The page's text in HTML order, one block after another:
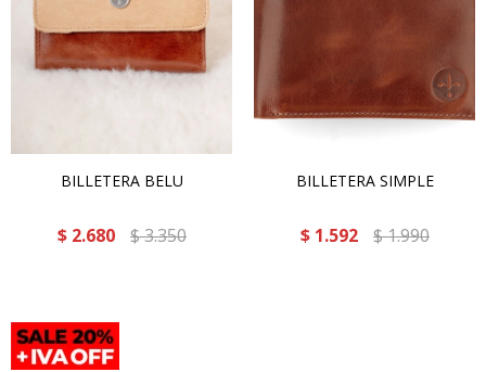
BILLETERA BELU
$ 2.680 $3.350
BILLETERA SIMPLE
$ 1.592 $1.990